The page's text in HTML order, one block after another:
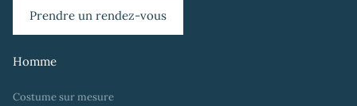
Prendre un rendez-vous
Homme
Costume sur mesure